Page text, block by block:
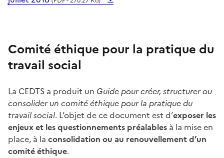
Comité éthique pour la pratique du
travail social
La CEDTS a produit un Guide pour créer, structurer ou
consolider un comité éthique pour la pratique du
travail social. L’objet de ce document est d’exposer les
enjeux et les questionnements préalables à la mise en
place, à la consolidation ou au renouvellement d’un
comité éthique.